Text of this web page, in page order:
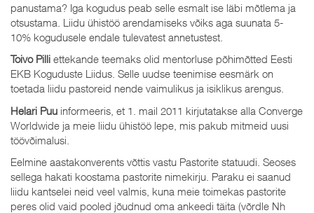
panustama? Iga kogudus peab selle esmalt ise läbi mõtlema ja
otsustama. Liidu ühistöö arendamiseks võiks aga suunata 5-
10% kogudusele endale tulevatest annetustest.
Toivo Pilli ettekande teemaks olid mentorluse põhimõtted Eesti
EKB Koguduste Liidus. Selle uudse teenimise eesmärk on
toetada liidu pastoreid nende vaimulikus ja isiklikus arengus.
Helari Puu informeeris, et 1. mail 2011 kirjutatakse alla Converge
Worldwide ja meie liidu ühistöö lepe, mis pakub mitmeid uusi
töövõimalusi.
Eelmine aastakonverents võttis vastu Pastorite statuudi. Seoses
sellega hakati koostama pastorite nimekirju. Paraku ei saanud
liidu kantselei neid veel valmis, kuna meie toimekas pastorite
peres olid vaid pooled jõudnud oma ankeedi täita (võrdle Nh